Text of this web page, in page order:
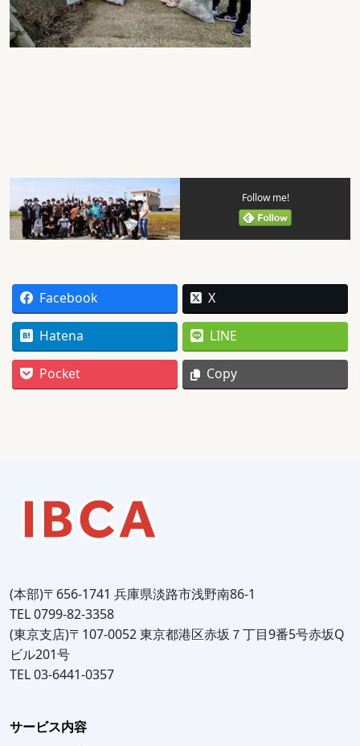
Follow me!
Facebook X
Hatena LINE
Pocket Copy
(本部)〒656-1741 兵庫県淡路市浅野南86-1
TEL 0799-82-3358
(東京支店)〒107-0052 東京都港区赤坂７丁目9番5号赤坂Q
ビル201号
TEL 03-6441-0357
サービス内容